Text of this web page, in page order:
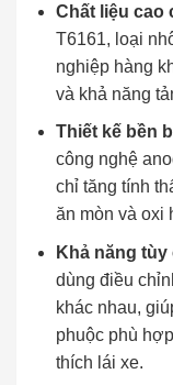
Chất liệu cao
T6161, loại
nghiệp hàng
và khả năng
Thiết kế bền
công nghệ
chỉ tăng tính
ăn mòn và oxi
Khả năng
dùng điều
khác nhau,
phuộc phù
thích lái xe.